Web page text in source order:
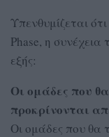
Υπενθυμίζεται
Phase, η
εξής:
Οι ομάδες που
προκρίνονται
Οι ομάδες που θα